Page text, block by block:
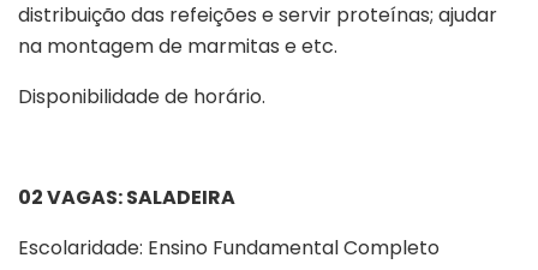
distribuição das refeições e servir proteínas; ajudar
na montagem de marmitas e etc.
Disponibilidade de horário.
02 VAGAS: SALADEIRA
Escolaridade: Ensino Fundamental Completo